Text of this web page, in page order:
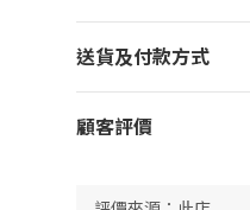
送貨及付款方式
顧客評價